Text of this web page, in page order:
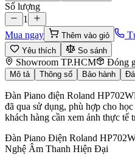
Số lượng
1
Mua ngay
Thêm vào giỏ
Yêu thích So sánh
Showroom TP.HCM Đóng
Mô tả Thông số Bảo hành
Đàn Piano điện Roland
đã qua sử dụng, phù hợp cho
khách hàng cần xem ảnh thực tế
Đàn Piano Điện Roland
Nghệ Âm Thanh Hiện Đại